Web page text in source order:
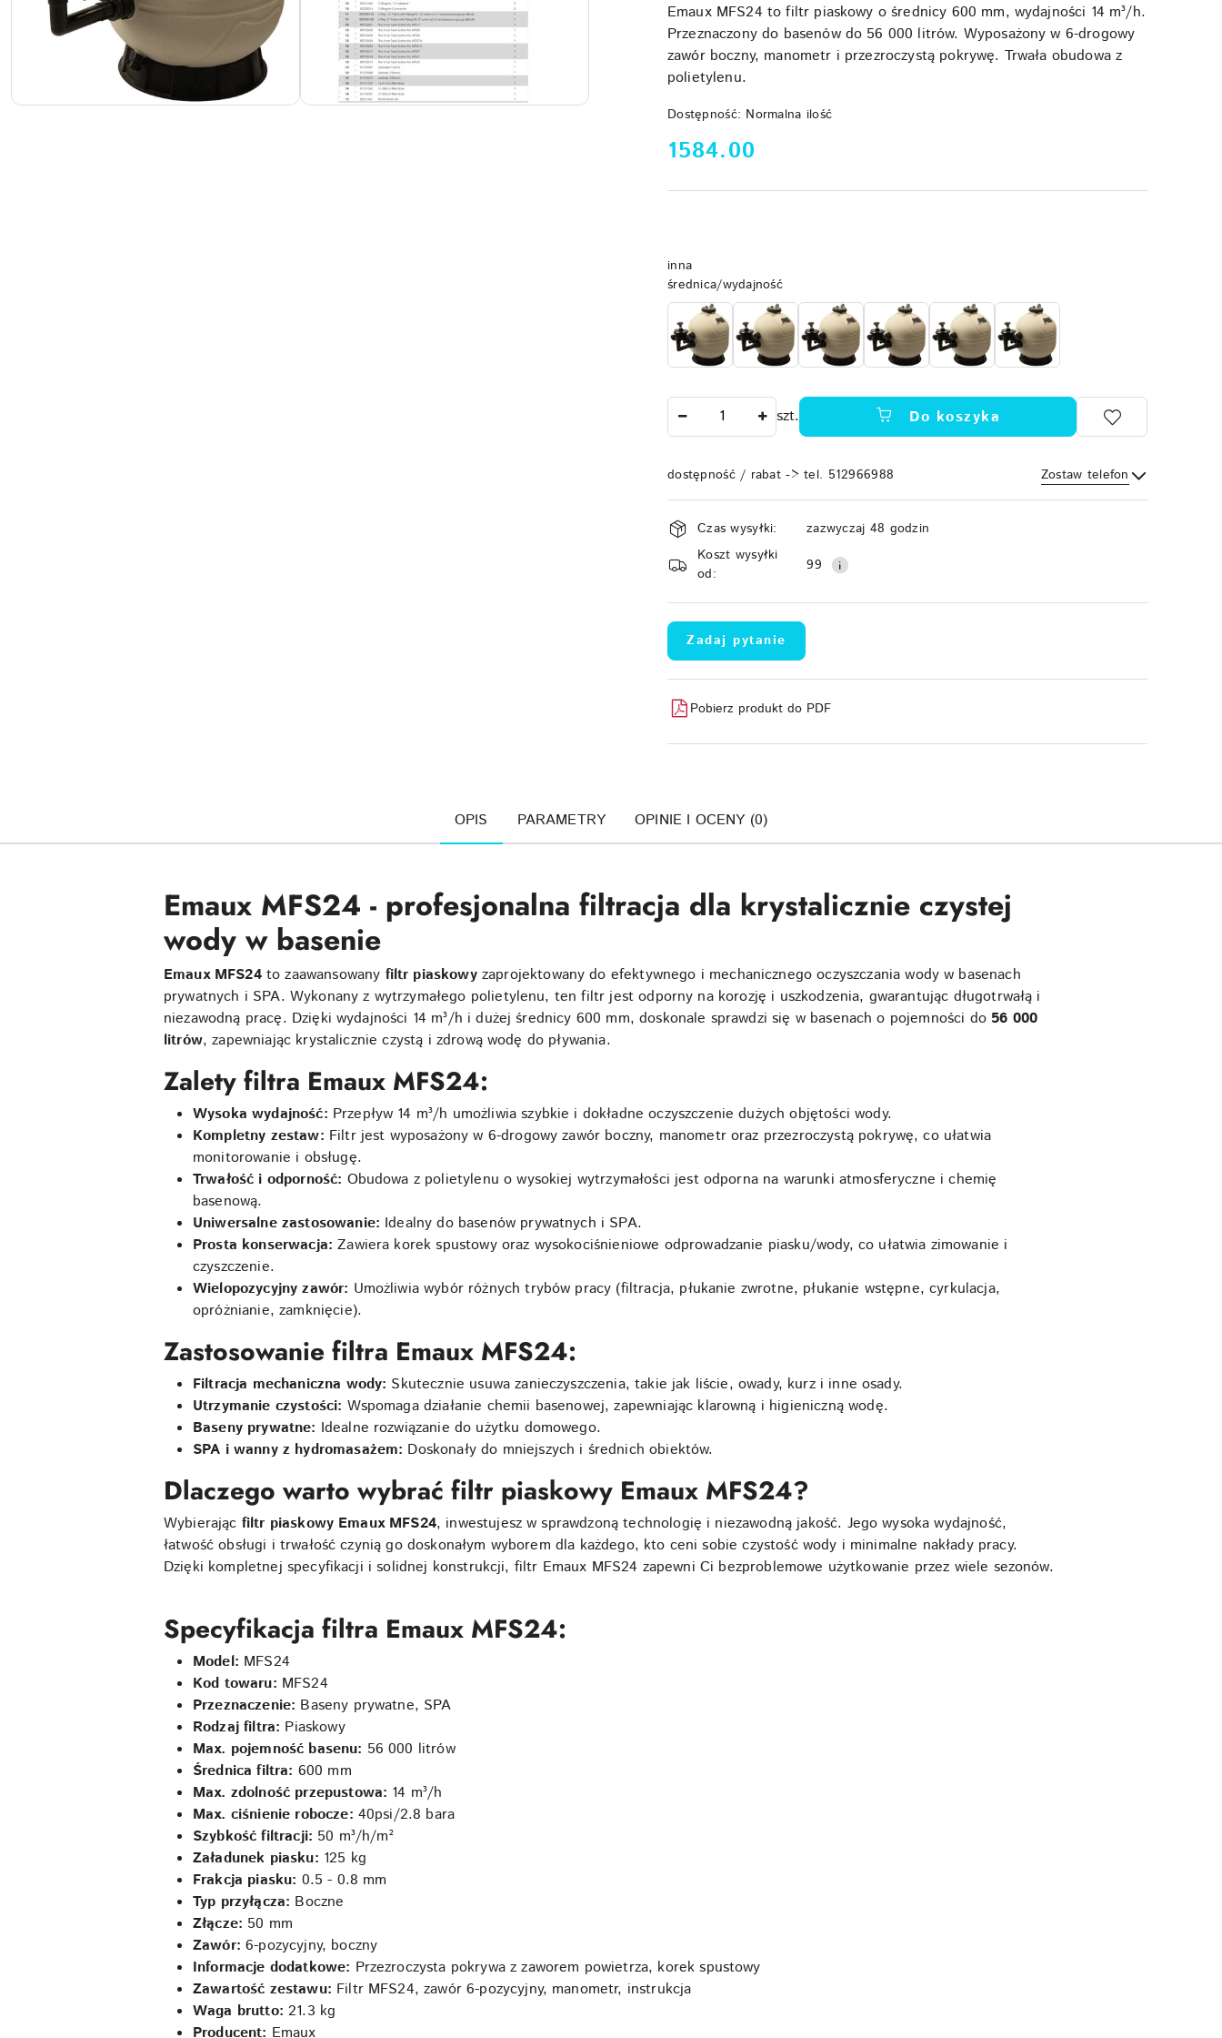
Emaux MFS24 to filtr piaskowy o średnicy 600 mm, wydajności 14 m³/h.
Przeznaczony do basenów do 56 000 litrów. Wyposażony w 6-drogowy
zawór boczny, manometr i przezroczystą pokrywę. Trwała obudowa z
polietylenu.
Dostępność: Normalna ilość
cena:
1584.00
Wariant
inna
średnica/wydajność
szt. Do koszyka
dostępność / rabat -> tel. 512966988 Zostaw telefon
Wyślij
Dostępność
i
dostawa
Czas wysyłki:
zazwyczaj 48 godzin
Koszt wysyłki
od:
99
Zadaj pytanie
Pobierz produkt do PDF
OPIS PARAMETRY OPINIE I OCENY (0)
Emaux MFS24 - profesjonalna filtracja dla krystalicznie czystej
wody w basenie
Emaux MFS24to zaawansowany filtr piaskowyzaprojektowany do efektywnego i mechanicznego oczyszczania wody w basenach
prywatnych i SPA. Wykonany z wytrzymałego polietylenu, ten filtr jest odporny na korozję i uszkodzenia, gwarantując długotrwałą i
niezawodną pracę. Dzięki wydajności 14 m³/h i dużej średnicy 600 mm, doskonale sprawdzi się w basenach o pojemności do 56 000
litrów, zapewniając krystalicznie czystą i zdrową wodę do pływania.
Zalety filtra Emaux MFS24:
Wysoka wydajność: Przepływ 14 m³/h umożliwia szybkie i dokładne oczyszczenie dużych objętości wody.
Kompletny zestaw: Filtr jest wyposażony w 6-drogowy zawór boczny, manometr oraz przezroczystą pokrywę, co ułatwia
monitorowanie i obsługę.
Trwałość i odporność: Obudowa z polietylenu o wysokiej wytrzymałości jest odporna na warunki atmosferyczne i chemię
basenową.
Uniwersalne zastosowanie: Idealny do basenów prywatnych i SPA.
Prosta konserwacja: Zawiera korek spustowy oraz wysokociśnieniowe odprowadzanie piasku/wody, co ułatwia zimowanie i
czyszczenie.
Wielopozycyjny zawór: Umożliwia wybór różnych trybów pracy (filtracja, płukanie zwrotne, płukanie wstępne, cyrkulacja,
opróżnianie, zamknięcie).
Zastosowanie filtra Emaux MFS24:
Filtracja mechaniczna wody: Skutecznie usuwa zanieczyszczenia, takie jak liście, owady, kurz i inne osady.
Utrzymanie czystości: Wspomaga działanie chemii basenowej, zapewniając klarowną i higieniczną wodę.
Baseny prywatne: Idealne rozwiązanie do użytku domowego.
SPA i wanny z hydromasażem: Doskonały do mniejszych i średnich obiektów.
Dlaczego warto wybrać filtr piaskowy Emaux MFS24?
Wybierając filtr piaskowy Emaux MFS24, inwestujesz w sprawdzoną technologię i niezawodną jakość. Jego wysoka wydajność,
łatwość obsługi i trwałość czynią go doskonałym wyborem dla każdego, kto ceni sobie czystość wody i minimalne nakłady pracy.
Dzięki kompletnej specyfikacji i solidnej konstrukcji, filtr Emaux MFS24 zapewni Ci bezproblemowe użytkowanie przez wiele sezonów.
Specyfikacja filtra Emaux MFS24:
Model: MFS24
Kod towaru: MFS24
Przeznaczenie: Baseny prywatne, SPA
Rodzaj filtra: Piaskowy
Max. pojemność basenu: 56 000 litrów
Średnica filtra: 600 mm
Max. zdolność przepustowa: 14 m³/h
Max. ciśnienie robocze: 40psi/2.8 bara
Szybkość filtracji: 50 m³/h/m²
Załadunek piasku: 125 kg
Frakcja piasku: 0.5 - 0.8 mm
Typ przyłącza: Boczne
Złącze: 50 mm
Zawór: 6-pozycyjny, boczny
Informacje dodatkowe: Przezroczysta pokrywa z zaworem powietrza, korek spustowy
Zawartość zestawu: Filtr MFS24, zawór 6-pozycyjny, manometr, instrukcja
Waga brutto: 21.3 kg
Producent: Emaux